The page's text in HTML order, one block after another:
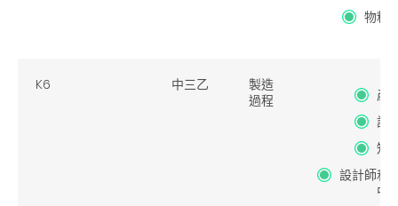
物料
K6 中三乙
製造
過程
產
設
知
設計師和
中